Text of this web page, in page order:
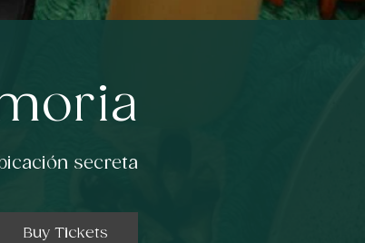
secreta
Buy Tickets